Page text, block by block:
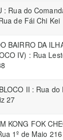
: Rua do
de Fái Chi Kei
BAIRRO DA
IV) : Rua
II : Rua do
27
KONG FOK
1º de Maio 216